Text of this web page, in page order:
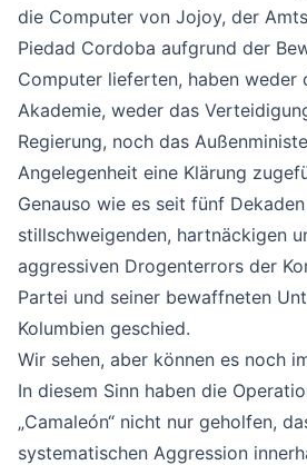
die Computer von Jojoy, der
Piedad Cordoba aufgrund der
Computer lieferten, haben weder
Akademie, weder das
Regierung, noch das
Angelegenheit eine Klärung
Genauso wie es seit fünf
stillschweigenden, hartnäckigen
aggressiven Drogenterrors der
Partei und seiner bewaffneten
Kolumbien geschied.
Wir sehen, aber können es noch
In diesem Sinn haben die
„Camaleón“ nicht nur geholfen,
systematischen Aggression